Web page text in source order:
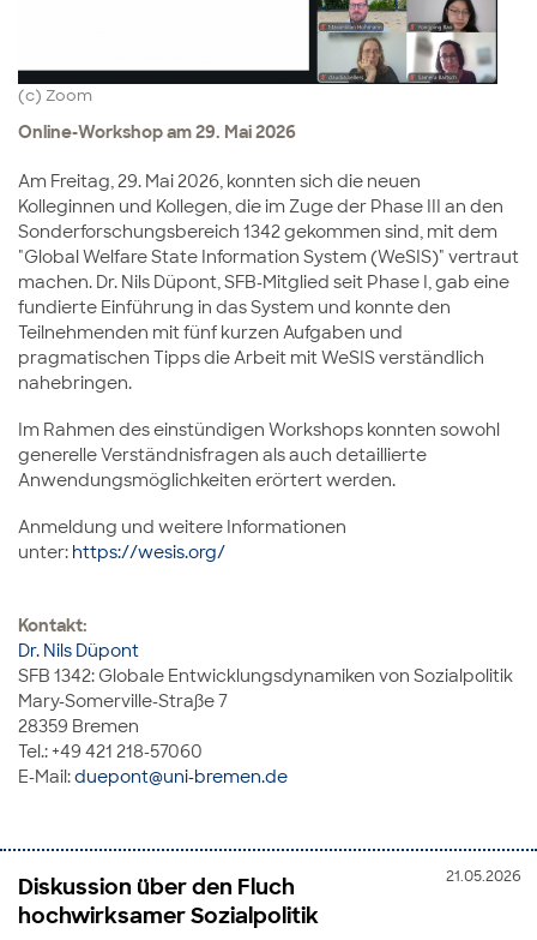
(c) Zoom
Online-Workshop am 29. Mai 2026
Am Freitag, 29. Mai 2026, konnten sich die neuen
Kolleginnen und Kollegen, die im Zuge der Phase III an den
Sonderforschungsbereich 1342 gekommen sind, mit dem
"Global Welfare State Information System (WeSIS)" vertraut
machen. Dr. Nils Düpont, SFB-Mitglied seit Phase I, gab eine
fundierte Einführung in das System und konnte den
Teilnehmenden mit fünf kurzen Aufgaben und
pragmatischen Tipps die Arbeit mit WeSIS verständlich
nahebringen.
Im Rahmen des einstündigen Workshops konnten sowohl
generelle Verständnisfragen als auch detaillierte
Anwendungsmöglichkeiten erörtert werden.
Anmeldung und weitere Informationen
unter: https://wesis.org/
Kontakt:
Dr. Nils Düpont
SFB 1342: Globale Entwicklungsdynamiken von Sozialpolitik
Mary-Somerville-Straße 7
28359 Bremen
Tel.: +49 421 218-57060
E-Mail:duepont@uni-bremen.de
21.05.2026
Diskussion über den Fluch
hochwirksamer Sozialpolitik